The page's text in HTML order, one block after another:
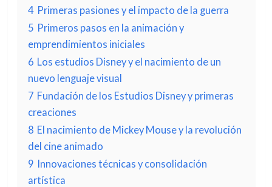
4 Primeras pasiones y el impacto de la guerra
5 Primeros pasos en la animación y
emprendimientos iniciales
6 Los estudios Disney y el nacimiento de un
nuevo lenguaje visual
7 Fundación de los Estudios Disney y primeras
creaciones
8 El nacimiento de Mickey Mouse y la revolución
del cine animado
9 Innovaciones técnicas y consolidación
artística